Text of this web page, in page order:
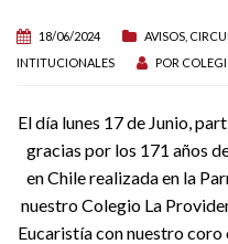
18/06/2024 AVISOS,
INTITUCIONALES
POR
El día lunes 17 de Junio,
gracias por los 171 años
en Chile realizada en la
nuestro Colegio La
Eucaristía con nuestro